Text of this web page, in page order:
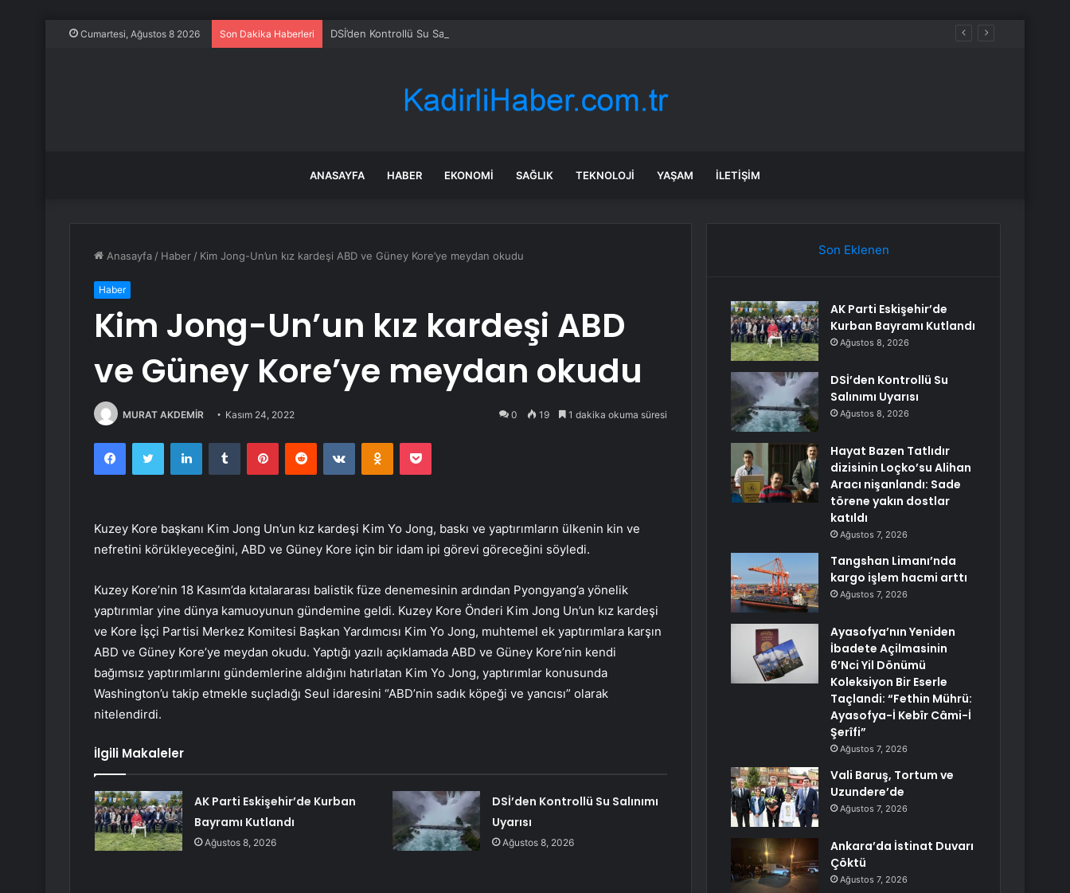
Cumartesi, Ağustos 8 2026 Son Dakika Haberleri DSİ’den Kontrollü Su Salınımı Uyarısı
ANASAYFA HABER EKONOMI SAĞLIK TEKNOLOJI YAŞAM İLETIŞIM
Anasayfa / Haber / Kim Jong-Un’un kız kardeşi ABD ve Güney Kore’ye meydan okudu
Haber
Kim Jong-Un’un kız kardeşi ABD
ve Güney Kore’ye meydan okudu
MURAT AKDEMİR Kasım 24, 2022 0 19 1 dakika okuma süresi
FacebookTwitter LinkedInTumblr PinterestReddit VKontakteOdnoklassniki
Pocket
Kuzey Kore başkanı Kim Jong Un’un kız kardeşi Kim Yo Jong, baskı ve yaptırımların ülkenin kin ve
nefretini körükleyeceğini, ABD ve Güney Kore için bir idam ipi görevi göreceğini söyledi.
Kuzey Kore’nin 18 Kasım’da kıtalararası balistik füze denemesinin ardından Pyongyang’a yönelik
yaptırımlar yine dünya kamuoyunun gündemine geldi. Kuzey Kore Önderi Kim Jong Un’un kız kardeşi
ve Kore İşçi Partisi Merkez Komitesi Başkan Yardımcısı Kim Yo Jong, muhtemel ek yaptırımlara karşın
ABD ve Güney Kore’ye meydan okudu. Yaptığı yazılı açıklamada ABD ve Güney Kore’nin kendi
bağımsız yaptırımlarını gündemlerine aldığını hatırlatan Kim Yo Jong, yaptırımlar konusunda
Washington’u takip etmekle suçladığı Seul idaresini “ABD’nin sadık köpeği ve yancısı” olarak
nitelendirdi.
İlgili Makaleler
AK Parti Eskişehir’de Kurban
Bayramı Kutlandı
Ağustos 8, 2026
DSİ’den Kontrollü Su Salınımı
Uyarısı
Ağustos 8, 2026
Son Eklenen
AK Parti Eskişehir’de
Kurban Bayramı Kutlandı
Ağustos 8, 2026
DSİ’den Kontrollü Su
Salınımı Uyarısı
Ağustos 8, 2026
Hayat Bazen Tatlıdır
dizisinin Loçko’su Alihan
Aracı nişanlandı: Sade
törene yakın dostlar
katıldı
Ağustos 7, 2026
Tangshan Limanı’nda
kargo işlem hacmi arttı
Ağustos 7, 2026
Ayasofya’nın Yeniden
İbadete Açilmasinin
6’Nci Yil Dönümü
Koleksiyon Bir Eserle
Taçlandi: “Fethin Mührü:
Ayasofya-İ Kebîr Câmi-İ
Şerîfi”
Ağustos 7, 2026
Vali Baruş, Tortum ve
Uzundere’de
Ağustos 7, 2026
Ankara’da İstinat Duvarı
Çöktü
Ağustos 7, 2026